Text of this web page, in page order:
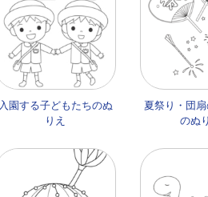
入園する子どもたちのぬ
りえ
夏祭り・団
のぬ